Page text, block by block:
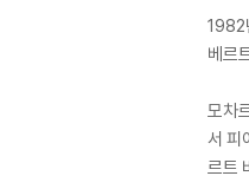
1982
베르
모차
서 피
르트